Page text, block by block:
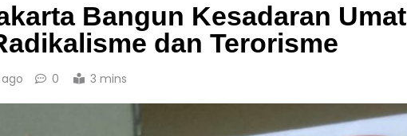
Bangun Kesadaran Umat
dan Terorisme
0 3 mins